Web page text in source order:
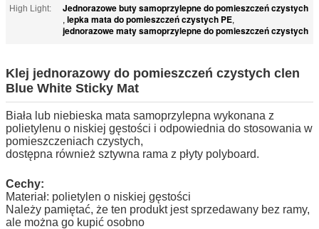
High Light:
Jednorazowe buty samoprzylepne do pomieszczeń czystych
, lepka mata do pomieszczeń czystych PE,
jednorazowe maty samoprzylepne do pomieszczeń czystych
Klej jednorazowy do pomieszczeń czystych clen
Blue White Sticky Mat
Biała lub niebieska mata samoprzylepna wykonana z
polietylenu o niskiej gęstości i odpowiednia do stosowania w
pomieszczeniach czystych,
dostępna również sztywna rama z płyty polyboard.
Cechy:
Materiał: polietylen o niskiej gęstości
Należy pamiętać, że ten produkt jest sprzedawany bez ramy,
ale można go kupić osobno